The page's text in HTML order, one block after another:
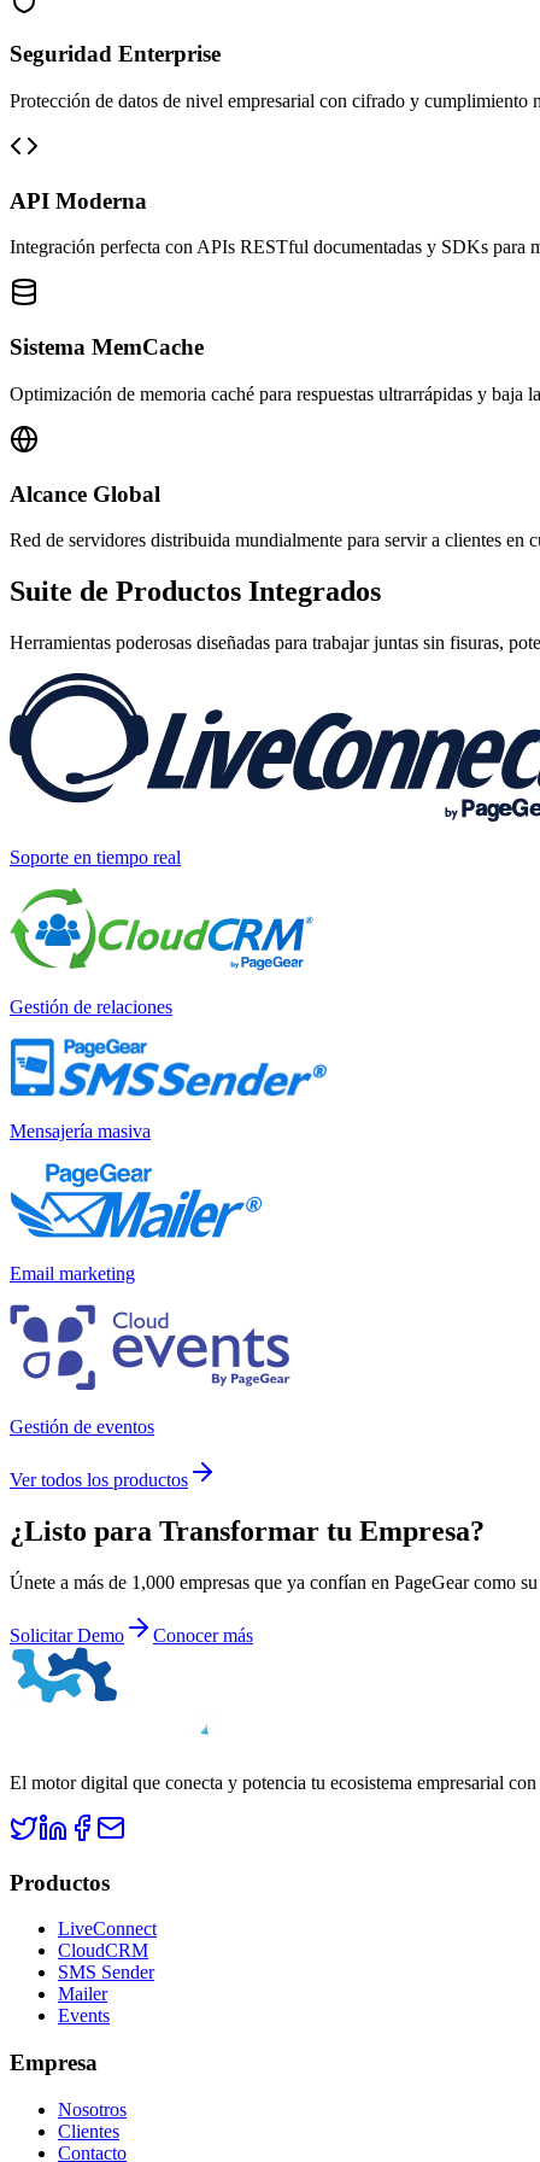
Seguridad Enterprise
Protección de datos de nivel empresarial con cifrado y cumplimiento
API Moderna
Integración perfecta con APIs RESTful documentadas y SDKs para
Sistema MemCache
Optimización de memoria caché para respuestas ultrarrápidas y baja
Alcance Global
Red de servidores distribuida mundialmente para servir a clientes en
Suite de Productos Integrados
Herramientas poderosas diseñadas para trabajar juntas sin fisuras,
Soporte en tiempo real
Gestión de relaciones
Mensajería masiva
Email marketing
Gestión de eventos
Ver todos los productos
¿Listo para Transformar tu Empresa?
Únete a más de 1,000 empresas que ya confían en PageGear como
Solicitar Demo Conocer más
El motor digital que conecta y potencia tu ecosistema empresarial
Productos
LiveConnect
CloudCRM
SMS Sender
Mailer
Events
Empresa
Nosotros
Clientes
Contacto